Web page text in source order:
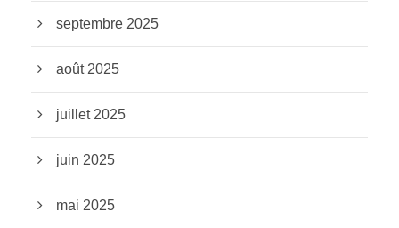
septembre 2025
août 2025
juillet 2025
juin 2025
mai 2025